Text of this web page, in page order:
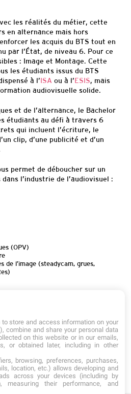
les réalités du métier, cette
en alternance mais hors
les acquis du BTS tout en
par l’État, de niveau 6. Pour ce
: Image et Montage. Cette
les étudiants issus du BTS
à l’ISA ou à l’ESIS, mais
audiovisuelle solide.
et de l’alternance, le Bachelor
étudiants au défi à travers 6
qui incluent l’écriture, le
clip, d’une publicité et d’un
permet de déboucher sur un
l’industrie de l’audiovisuel :
(OPV)
de l’image (steadycam, grues,
d’images-monteur)
AUX ACTUALITÉS >
to store and access information on your
combine and share your personal data
on this website or in our emails,
or obtained later, including in other
browsing, preferences, purchases,
location, etc.) allows developing and
across your devices (including by
measuring their performance, and